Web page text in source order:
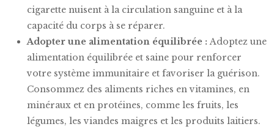
cigarette nuisent à la circulation sanguine et à la
capacité du corps à se réparer.
Adopter une alimentation équilibrée :Adoptez une
alimentation équilibrée et saine pour renforcer
votre système immunitaire et favoriser la guérison.
Consommez des aliments riches en vitamines, en
minéraux et en protéines, comme les fruits, les
légumes, les viandes maigres et les produits laitiers.